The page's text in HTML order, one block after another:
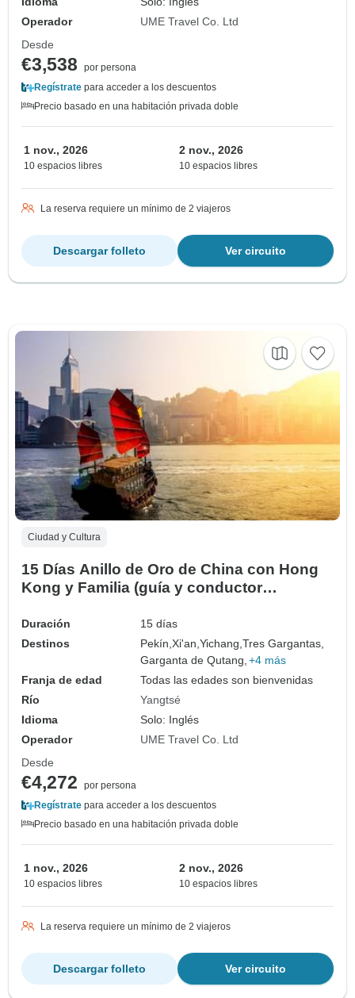
Operador
UME Travel Co. Ltd
Desde
€3,538
por persona
Regístrate para acceder a los descuentos
Precio basado en una habitación privada doble
1 nov., 2026
10 espacios libres
2 nov., 2026
10 espacios libres
La reserva requiere un mínimo de 2 viajeros
Ver circuito
Descargar folleto
Ciudad y Cultura
15 Días Anillo de Oro de China con Hong
Kong y Familia (guía y conductor
Duración
15 días
Destinos
Pekín,Xi'an,Yichang,Tres Gargantas,
Garganta de Qutang, +4 más
Franja de edad
Todas las edades son bienvenidas
Río
Yangtsé
Idioma
Solo: Inglés
Operador
UME Travel Co. Ltd
Desde
€4,272
por persona
Regístrate para acceder a los descuentos
Precio basado en una habitación privada doble
1 nov., 2026
10 espacios libres
2 nov., 2026
10 espacios libres
La reserva requiere un mínimo de 2 viajeros
Ver circuito
Descargar folleto